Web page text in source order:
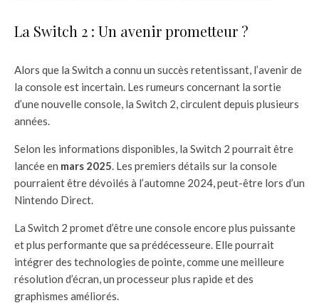
La Switch 2 : Un avenir prometteur ?
Alors que la Switch a connu un succès retentissant, l’avenir de
la console est incertain. Les rumeurs concernant la sortie
d’une nouvelle console, la Switch 2, circulent depuis plusieurs
années.
Selon les informations disponibles, la Switch 2 pourrait être
lancée en mars 2025. Les premiers détails sur la console
pourraient être dévoilés à l’automne 2024, peut-être lors d’un
Nintendo Direct.
La Switch 2 promet d’être une console encore plus puissante
et plus performante que sa prédécesseure. Elle pourrait
intégrer des technologies de pointe, comme une meilleure
résolution d’écran, un processeur plus rapide et des
graphismes améliorés.